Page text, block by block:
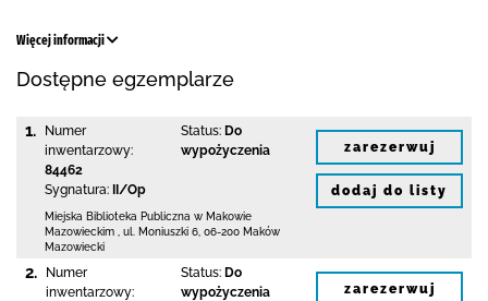
Więcej informacji
Dostępne egzemplarze
1.
Numer
inwentarzowy:
84462
Sygnatura:
II/Op
Status: Do
wypożyczenia
Miejska Biblioteka Publiczna w Makowie
Mazowieckim
ul. Moniuszki 6 06-200 Maków
Mazowiecki
zarezerwuj
dodaj do listy
2.
Numer
inwentarzowy:
Status: Do
wypożyczenia
zarezerwuj